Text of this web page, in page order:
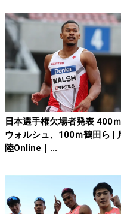
日本選手権欠場者発表 400ｍ
ウォルシュ、100ｍ鶴田ら |
陸Online｜...